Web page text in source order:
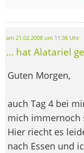
am 21.02.2008 um 11:36 Uhr
... hat Alatariel
Guten Morgen,
auch Tag 4 bei
mich immernoch
Hier riecht es
nach Essen und